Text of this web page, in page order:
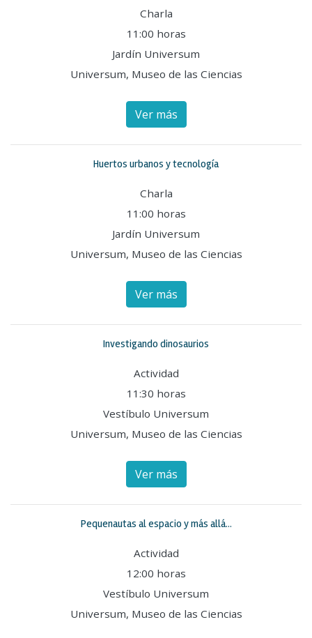
Charla
11:00 horas
Jardín Universum
Universum, Museo de las Ciencias
Ver más
Huertos urbanos y tecnología
Charla
11:00 horas
Jardín Universum
Universum, Museo de las Ciencias
Ver más
Investigando dinosaurios
Actividad
11:30 horas
Vestíbulo Universum
Universum, Museo de las Ciencias
Ver más
Pequenautas al espacio y más allá...
Actividad
12:00 horas
Vestíbulo Universum
Universum, Museo de las Ciencias